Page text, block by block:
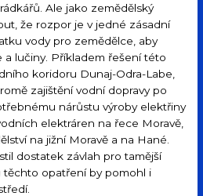
Ale jako zemědělský
že rozpor je v jedné zásadní
vody pro zemědělce, aby
a lučiny. Příkladem řešení této
koridoru Dunaj-Odra-Labe,
zajištění vodní dopravy po
nárůstu výroby elektřiny
elektráren na řece Moravě,
na jižní Moravě a na Hané.
dostatek závlah pro tamější
těchto opatření by pomohl i